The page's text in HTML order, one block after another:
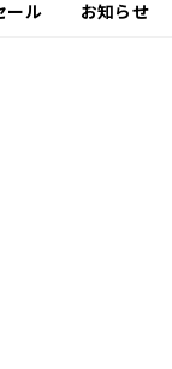
ール お知らせ